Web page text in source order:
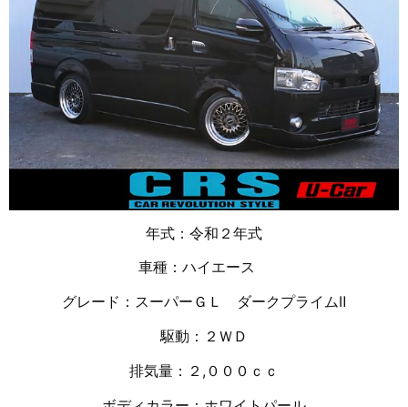
年式：令和２年式
車種：ハイエース
グレード：スーパーＧＬ ダークプライムⅡ
駆動：２ＷＤ
排気量：２,０００ｃｃ